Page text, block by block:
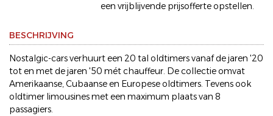
een vrijblijvende prijsofferte opstellen.
BESCHRIJVING
Nostalgic-cars verhuurt een 20 tal oldtimers vanaf de jaren '20
tot en met de jaren '50 mét chauffeur. De collectie omvat
Amerikaanse, Cubaanse en Europese oldtimers. Tevens ook
oldtimer limousines met een maximum plaats van 8
passagiers.